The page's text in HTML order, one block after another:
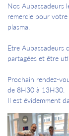
Nos Aubassadeurs
remercie pour
plasma.
Etre Aubassadeurs
partagées et être
Prochain rendez-
de 8H30 à 13H30.
Il est évidemment